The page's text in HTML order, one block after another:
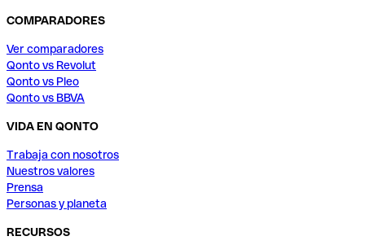
COMPARADORES
Ver comparadores
Qonto vs Revolut
Qonto vs Pleo
Qonto vs BBVA
VIDA EN QONTO
Trabaja con nosotros
Nuestros valores
Prensa
Personas y planeta
RECURSOS